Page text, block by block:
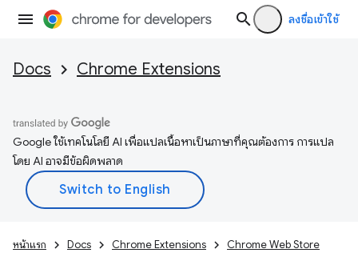
ลงชื่อเข้าใช้
Docs Chrome Extensions
Google ใช้เทคโนโลยี AI เพื่อแปลเนื้อหาเป็นภาษาที่คุณต้องการ การแปล
โดย AI อาจมีข้อผิดพลาด
หน้าแรก Docs Chrome Extensions Chrome Web Store